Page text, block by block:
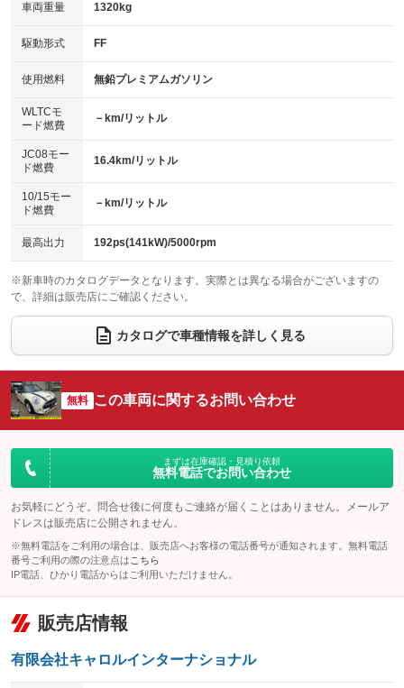
アイドリングストップ
：装備あり
USB入力端子
：装備あり
100V電源
：装備なし
センターデフロック
：装備なし
電動格納ミラー
：装備あり
キーレス
HID(キセノンライト)
：装備なし
バックカメラ
：装備あり
エアロ
：装備なし
：装備なし
パワーシート
ベンチシート
：装備なし
チップアップシート
：装備なし
：装備なし ：装備なし
ウォークスルー
：装備なし
電動リアゲート フロントカメラ
：装備なし
：装備なし ：装備なし
サイドカメラ
：装備なし ルーフレール
：装備なし
：装備なし
：装備なし
車両重量 1320kg
駆動形式 FF
使用燃料 無鉛プレミアムガソリン
WLTCモ
ード燃費
－km/リットル
JC08モー
ド燃費
16.4km/リットル
10/15モー
ド燃費
－km/リットル
最高出力 192ps(141kW)/5000rpm
※新車時のカタログデータとなります。実際とは異なる場合がございますの
で、詳細は販売店にご確認ください。
カタログで車種情報を詳しく見る
無料 この車両に関するお問い合わせ
まずは在庫確認・見積り依頼
無料電話でお問い合わせ
お気軽にどうぞ。問合せ後に何度もご連絡が届くことはありません。メールア
ドレスは販売店に公開されません。
※無料電話をご利用の場合は、販売店へお客様の電話番号が通知されます。無料電話
番号ご利用の際の注意点は こちら
IP電話、ひかり電話からはご利用いただけません。
販売店情報
有限会社キャロルインターナショナル